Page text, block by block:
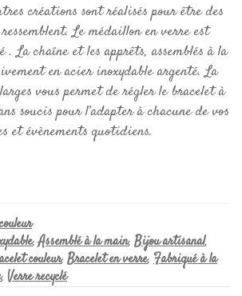
créations sont réalisés pour être des
Le médaillon en verre est
. La chaîne et les apprêts, assemblés à la
en acier inoxydable argenté. La
vous permet de régler le bracelet à
soucis pour l’adapter à chacune de vos
et évènements quotidiens.
,Assemblé à la main, Bijou artisanal,
couleur, Bracelet en verre, Fabriqué à la
, Verre recyclé